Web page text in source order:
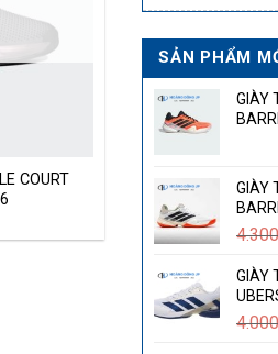
COURT
SẢN PHẨM
GIÀY
GIÀY
GIÀY